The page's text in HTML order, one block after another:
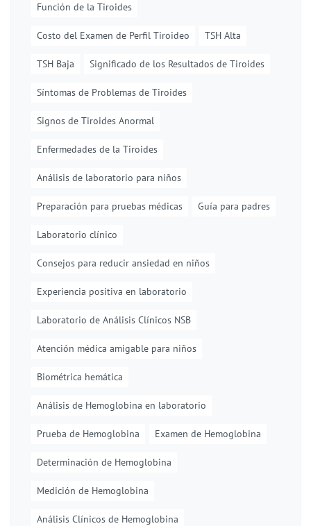
Función de la Tiroides
Costo del Examen de Perfil Tiroideo TSH Alta
TSH Baja Significado de los Resultados de Tiroides
Síntomas de Problemas de Tiroides
Signos de Tiroides Anormal
Enfermedades de la Tiroides
Análisis de laboratorio para niños
Preparación para pruebas médicas Guía para padres
Laboratorio clínico
Consejos para reducir ansiedad en niños
Experiencia positiva en laboratorio
Laboratorio de Análisis Clínicos NSB
Atención médica amigable para niños
Biométrica hemática
Análisis de Hemoglobina en laboratorio
Prueba de Hemoglobina Examen de Hemoglobina
Determinación de Hemoglobina
Medición de Hemoglobina
Análisis Clínicos de Hemoglobina